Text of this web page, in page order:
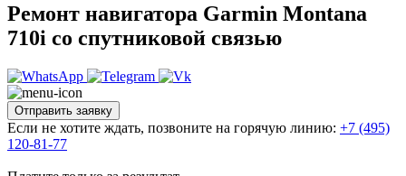
Ремонт навигатора Garmin Montana
710i со спутниковой связью
Отправить заявку
Если не хотите ждать, позвоните на горячую линию: +7 (495)
120-81-77